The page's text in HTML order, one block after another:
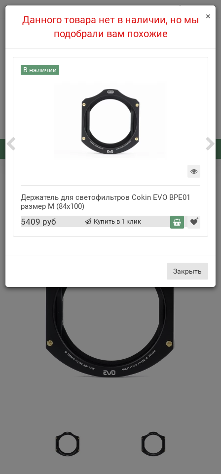
0
Заказать обратный звонок
: 0
Держатель для светофильтров Cokin EVO BZE01 размер L
(100x144)
Нет в наличии
×
Данного товара нет в наличии, но мы
подобрали вам похожие
В наличии
Держатель для светофильтров Cokin EVO BPE01
размер M (84x100)
5409 руб Купить в 1 клик
Закрыть